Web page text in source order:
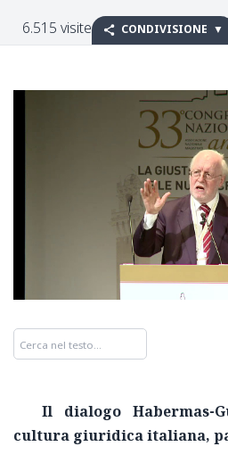
6.515 visite CONDIVISIONE
Il dialogo Habermas-
cultura giuridica italiana,